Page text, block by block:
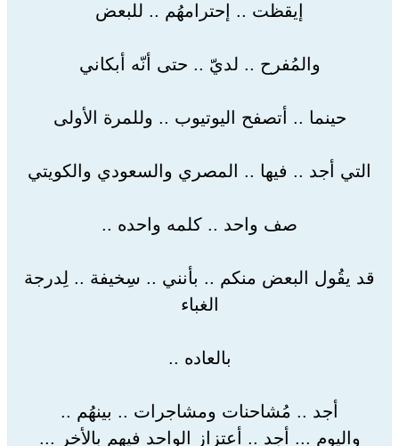
إيقظت .. إحترامهُم .. للبعض
والمُفرح .. لديّ .. حتى أنّه أبكاني
حينما .. أتصفح اليوتيوب .. وللمرة الأولى
التي أجد .. فيها .. المصري والسعودي والكويتي
صف واحد .. كلمه واحده ..
قد يقُول البعض منكم .. بأنني .. سِخيفة .. لِدرجة
الغباء
بالعاده ..
أجد .. مُشاحنات ومشاجرات .. بينهُم ..
واليوم ... أجد .. أعتزاز الواحد فيهم بالأخر ...